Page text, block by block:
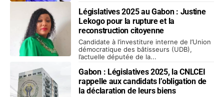
Législatives 2025 au Gabon : Justine
Lekogo pour la rupture et la
reconstruction citoyenne
Candidate à l’investiture interne de l’Union
démocratique des bâtisseurs (UDB),
l’actuelle députée de la...
Gabon : Législatives 2025, la CNLCEI
rappelle aux candidats l’obligation de
la déclaration de leurs biens